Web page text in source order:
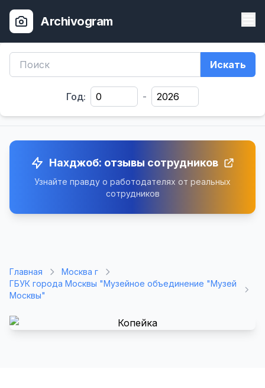
Archivogram
Искать
Год: -
Нахджоб: отзывы сотрудников
Узнайте правду о работодателях от реальных
сотрудников
Главная
Москва г
ГБУК города Москвы "Музейное объединение "Музей
Москвы"